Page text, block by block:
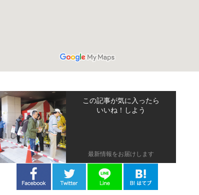
この記事が気に入ったら
いいね！しよう
最新情報をお届けします